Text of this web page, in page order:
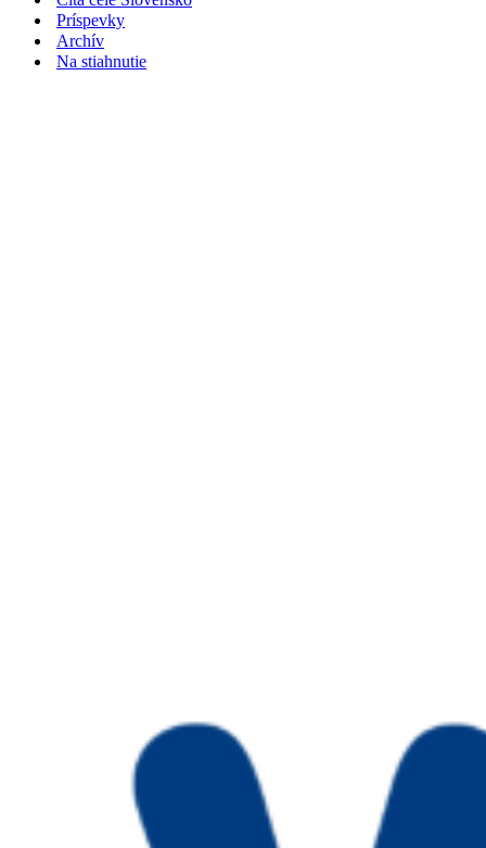
Príspevky
Archív
Na stiahnutie